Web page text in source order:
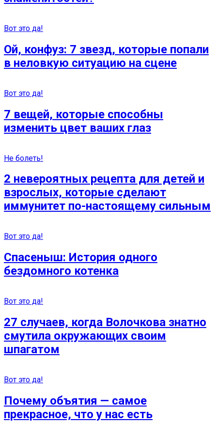
Вот это да!
Ой, конфуз: 7 звезд, которые попали
в неловкую ситуацию на сцене
Вот это да!
7 вещей, которые способны
изменить цвет ваших глаз
Не болеть!
2 невероятных рецепта для детей и
взрослых, которые сделают
иммунитет по-настоящему сильным
Вот это да!
Спасеныш: История одного
бездомного котенка
Вот это да!
27 случаев, когда Волочкова знатно
смутила окружающих своим
шпагатом
Вот это да!
Почему объятия — самое
прекрасное, что у нас есть